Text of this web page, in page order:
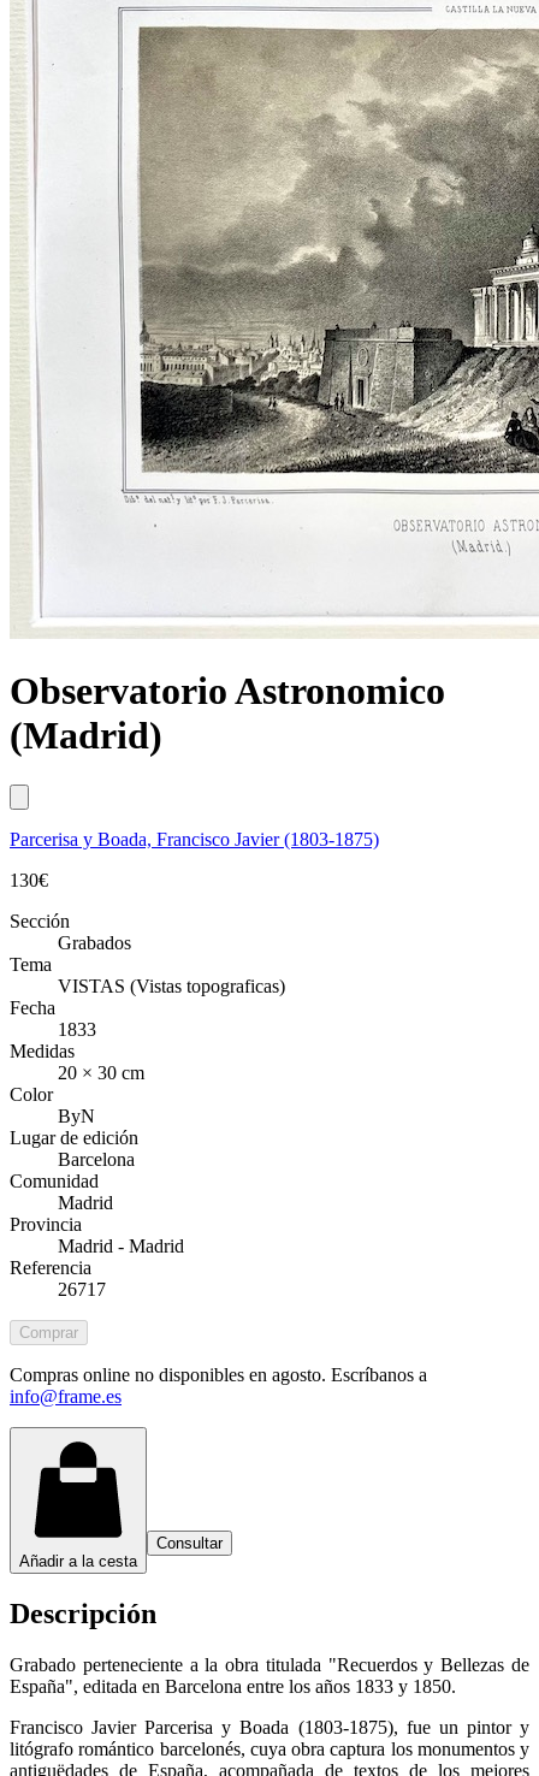
Observatorio Astronomico
(Madrid)
Parcerisa y Boada, Francisco Javier (1803-1875)
130€
Sección
Grabados
Tema
VISTAS (Vistas topograficas)
Fecha
1833
Medidas
20 × 30 cm
Color
ByN
Lugar de edición
Barcelona
Comunidad
Madrid
Provincia
Madrid - Madrid
Referencia
26717
Comprar
Compras online no disponibles en agosto. Escríbanos a
info@frame.es
Añadir a la cesta
Consultar
Descripción
Grabado perteneciente a la obra titulada "Recuerdos y Bellezas de
España", editada en Barcelona entre los años 1833 y 1850.
Francisco Javier Parcerisa y Boada (1803-1875), fue un pintor y
litógrafo romántico barcelonés, cuya obra captura los monumentos y
antiguëdades de España, acompañada de textos de los mejores